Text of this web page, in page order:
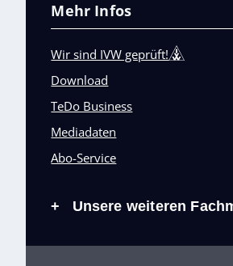
Mehr Infos
Wir sind IVW geprüft!
Download
TeDo Business
Mediadaten
Abo-Service
+ Unsere weiteren